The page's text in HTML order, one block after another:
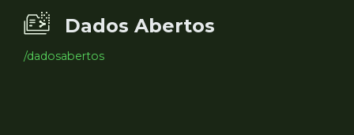
Dados Abertos
/dadosabertos